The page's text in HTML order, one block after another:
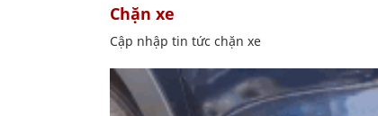
chặn xe
Cập nhập tin tức chặn xe